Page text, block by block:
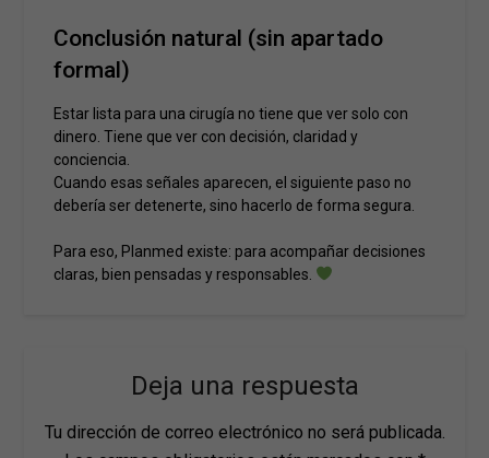
Conclusión natural (sin apartado
formal)
Estar lista para una cirugía no tiene que ver solo con
dinero. Tiene que ver con decisión, claridad y
conciencia.
Cuando esas señales aparecen, el siguiente paso no
debería ser detenerte, sino hacerlo de forma segura.
Para eso, Planmed existe: para acompañar decisiones
claras, bien pensadas y responsables.
Deja una respuesta
Tu dirección de correo electrónico no será publicada.